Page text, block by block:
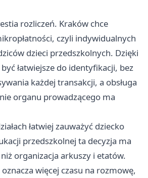
rozliczeń. Kraków chce
czyli indywidualnych
dzieci przedszkolnych. Dzięki
łatwiejsze do identyfikacji, bez
każdej transakcji, a obsługa
organu prowadzącego ma
łatwiej zauważyć dziecko
przedszkolnej ta decyzja ma
niż organizacja arkuszy i etatów.
więcej czasu na rozmowę,